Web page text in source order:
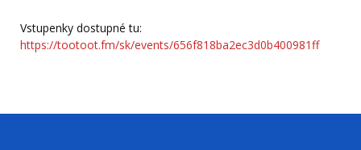
Vstupenky dostupné tu:
https://tootoot.fm/sk/events/656f818ba2ec3d0b400981ff